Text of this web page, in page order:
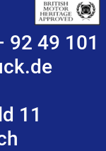
92 49 101
11